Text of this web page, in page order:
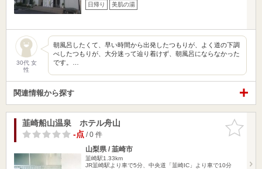
日帰り 美肌の湯
30代 女
性
朝風呂したくて、早い時間から出発したつもりが、よく道の下調
べしたつもりが、大分迷って辿り着けず、朝風呂にならなかった
です。…
関連情報から探す
お気に入
りに追加
韮崎船山温泉 ホテル舟山
-点/ 0 件
山梨県 / 韮崎市
韮崎駅1.33km
JR韮崎駅より車で5分、中央道「韮崎IC」より車で10分